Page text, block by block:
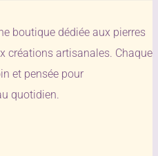
boutique dédiée aux pierres
créations artisanales. Chaque
et pensée pour
quotidien.